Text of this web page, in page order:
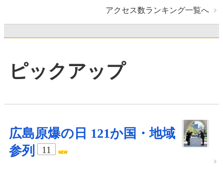
アクセス数ランキング一覧へ
ピックアップ
広島原爆の日 121か国・地域
参列
11